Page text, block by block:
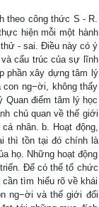
theo công thức S - R.
hiện mỗi một hành
- sai. Điều này có ý
cấu trúc của sự lĩnh
phần xây dựng tâm lý
con ng−ời, không thấy
điểm tâm lý học
chủ quan về thế giới
nhân. b. Hoạt động,
thì tồn tại đó chính là
họ. Những hoạt động
Để có thể tổ chức
tìm hiểu rõ về khái
ng−ời và thế giới đối